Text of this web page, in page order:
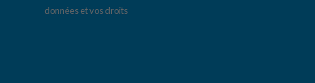
données et vos droits